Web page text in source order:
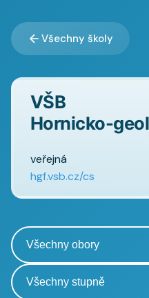
Všechny školy
VŠB
Hornicko-
veřejná
hgf.vsb.cz/cs